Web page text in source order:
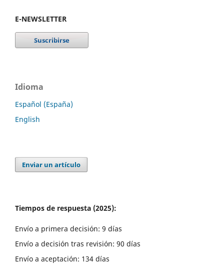
E-NEWSLETTER
Idioma
Español (España)
English
Enviar un artículo
Tiempos de respuesta (2025):
Envío a primera decisión: 9 días
Envío a decisión tras revisión: 90 días
Envío a aceptación: 134 días